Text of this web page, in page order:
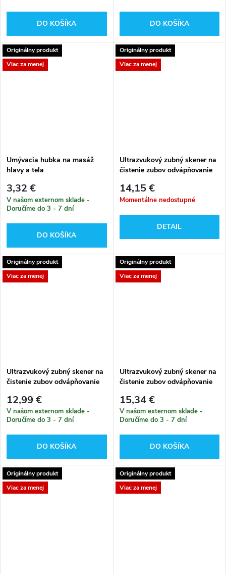
DO KOŠÍKA DO KOŠÍKA
Originálny produkt
Viac za menej
Umývacia hubka na masáž
hlavy a tela
3,32 €
V našom externom sklade -
Doručíme do 3 - 7 dní
DO KOŠÍKA
Originálny produkt
Viac za menej
Ultrazvukový zubný skener na
čistenie zubov odvápňovanie
14,15 €
Momentálne nedostupné
DETAIL
Originálny produkt
Viac za menej
Ultrazvukový zubný skener na
čistenie zubov odvápňovanie
12,99 €
V našom externom sklade -
Doručíme do 3 - 7 dní
DO KOŠÍKA
Originálny produkt
Viac za menej
Ultrazvukový zubný skener na
čistenie zubov odvápňovanie
15,34 €
V našom externom sklade -
Doručíme do 3 - 7 dní
DO KOŠÍKA
Originálny produkt
Viac za menej
Originálny produkt
Viac za menej